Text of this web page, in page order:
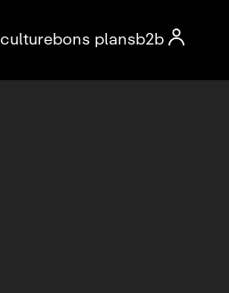

culturebons plansb2b